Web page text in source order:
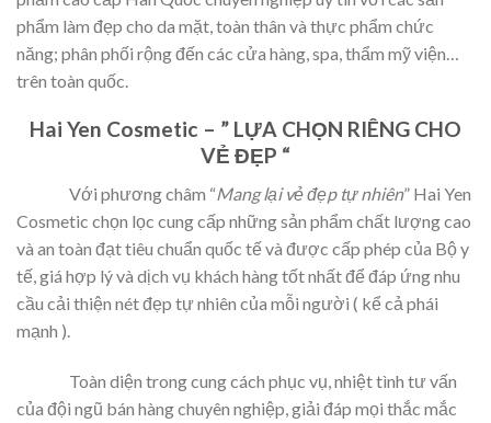
phẩm làm đẹp cho da mặt, toàn thân và thực phẩm chức
năng; phân phối rộng đến các cửa hàng, spa, thẩm mỹ viện…
trên toàn quốc.
Hai Yen Cosmetic – ” LỰA CHỌN RIÊNG CHO
VẺ ĐẸP “
Với phương châm “Mang lại vẻ đẹp tự nhiên” Hai Yen
Cosmetic chọn lọc cung cấp những sản phẩm chất lượng cao
và an toàn đạt tiêu chuẩn quốc tế và được cấp phép của Bộ y
tế, giá hợp lý và dịch vụ khách hàng tốt nhất để đáp ứng nhu
cầu cải thiện nét đẹp tự nhiên của mỗi người ( kể cả phái
mạnh ).
Toàn diện trong cung cách phục vụ, nhiệt tình tư vấn
của đội ngũ bán hàng chuyên nghiệp, giải đáp mọi thắc mắc